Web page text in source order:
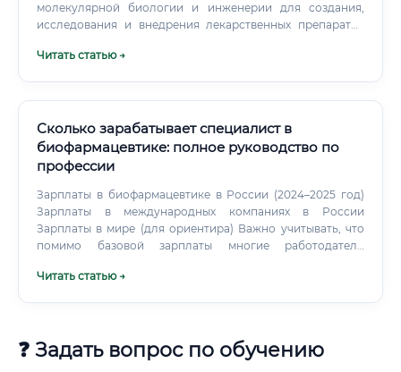
молекулярной биологии и инженерии для создания,
исследования и внедрения лекарственных препаратов
так называемыми "биологическими препаратами" –
Читать статью →
Сколько зарабатывает специалист в
биофармацевтике: полное руководство по
профессии
Зарплаты в биофармацевтике в России (2024–2025 год)
Зарплаты в международных компаниях в России
Зарплаты в мире (для ориентира) Важно учитывать, что
помимо базовой зарплаты многие работодатели
страхование, корпоративное обучение, оплату участия в
нескольких месячных окладов. Как начать карьеру в
биофармацевтике Путь в биофармацевтику начинается с
Читать статью →
❓ Задать вопрос по обучению